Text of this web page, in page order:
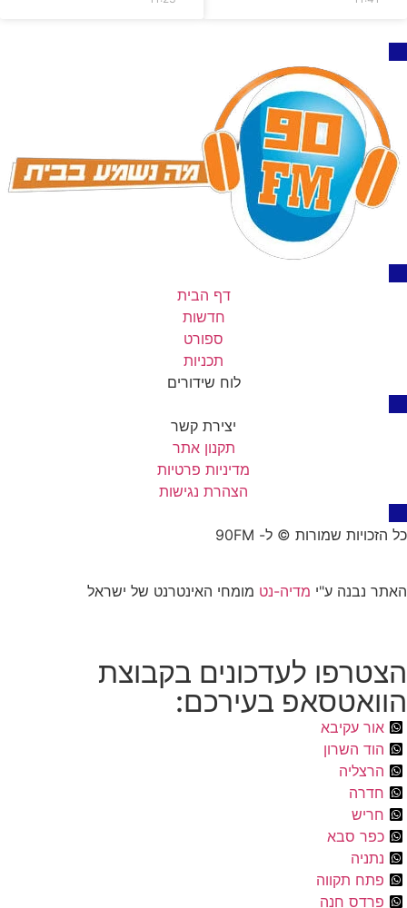
דף הבית
חדשות
ספורט
תכניות
לוח שידורים
יצירת קשר
תקנון אתר
מדיניות פרטיות
הצהרת נגישות
כל הזכויות שמורות © ל- 90FM
האתר נבנה ע"י מדיה-נט מומחי האינטרנט של ישראל
הצטרפו לעדכונים בקבוצת
הוואטסאפ בעירכם:
אור עקיבא
הוד השרון
הרצליה
חדרה
חריש
כפר סבא
נתניה
פתח תקווה
פרדס חנה